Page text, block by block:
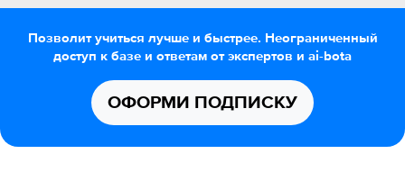
Позволит учиться лучше и быстрее. Неограниченный
доступ к базе и ответам от экспертов и ai-bota
ОФОРМИ ПОДПИСКУ